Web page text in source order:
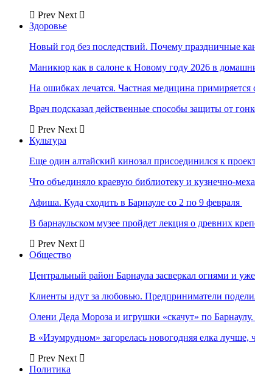
Prev Next
Здоровье
Новый год без последствий. Почему праздничные
Маникюр как в салоне к Новому году 2026 в
На ошибках лечатся. Частная медицина
Врач подсказал действенные способы защиты от
Prev Next
Культура
Еще один алтайский кинозал присоединился к
Что объединяло краевую библиотеку и кузнечно-
Афиша. Куда сходить в Барнауле со 2 по 9 февраля
В барнаульском музее пройдет лекция о древних
Prev Next
Общество
Центральный район Барнаула засверкал огнями и
Клиенты идут за любовью. Предприниматели
Олени Деда Мороза и игрушки «скачут» по
В «Изумрудном» загорелась новогодняя елка
Prev Next
Политика